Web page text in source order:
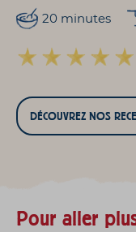
20 minutes
DÉCOUVREZ NOS
Pour aller